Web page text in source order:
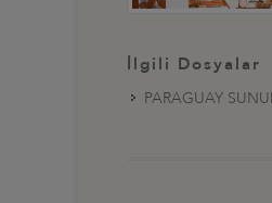
İlgili Dosyalar
PARAGUAY